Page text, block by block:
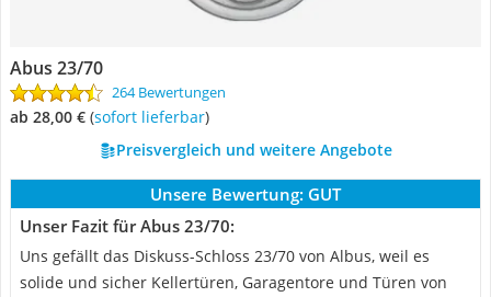
Abus 23/70
264 Bewertungen
ab 28,00 € ( Sofort lieferbar)
Preisvergleich und weitere Angebote
Unsere Bewertung: GUT
Unser Fazit für Abus 23/70:
Uns gefällt das Diskuss-Schloss 23/70 von Albus, weil es
solide und sicher Kellertüren, Garagentore und Türen von